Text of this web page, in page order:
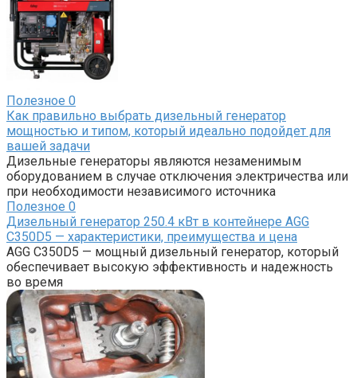
Полезное 0
Как правильно выбрать дизельный генератор
мощностью и типом, который идеально подойдет для
вашей задачи
Дизельные генераторы являются незаменимым
оборудованием в случае отключения электричества или
при необходимости независимого источника
Полезное 0
Дизельный генератор 250.4 кВт в контейнере AGG
C350D5 — характеристики, преимущества и цена
AGG C350D5 — мощный дизельный генератор, который
обеспечивает высокую эффективность и надежность
во время